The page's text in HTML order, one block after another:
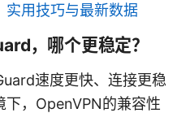
实用技巧与最新数据
，哪个更稳定？
速度更快、连接更稳
下，OpenVPN的兼容性